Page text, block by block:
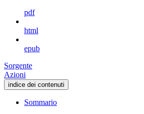
pdf
html
epub
Sorgente
Azioni
indice dei contenuti
Sommario